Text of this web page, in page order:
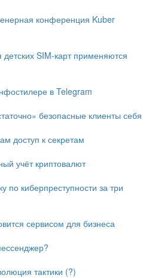
конференция Kuber
SIM-карт применяются
в Telegram
безопасные клиенты себя
доступ к секретам
учёт криптовалют
по киберпреступности за три
сервисом для бизнеса
тактики (?)